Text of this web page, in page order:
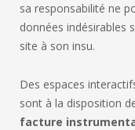
sa responsabilité ne
données indésirables
site à son insu.
Des espaces
sont à la disposition
facture